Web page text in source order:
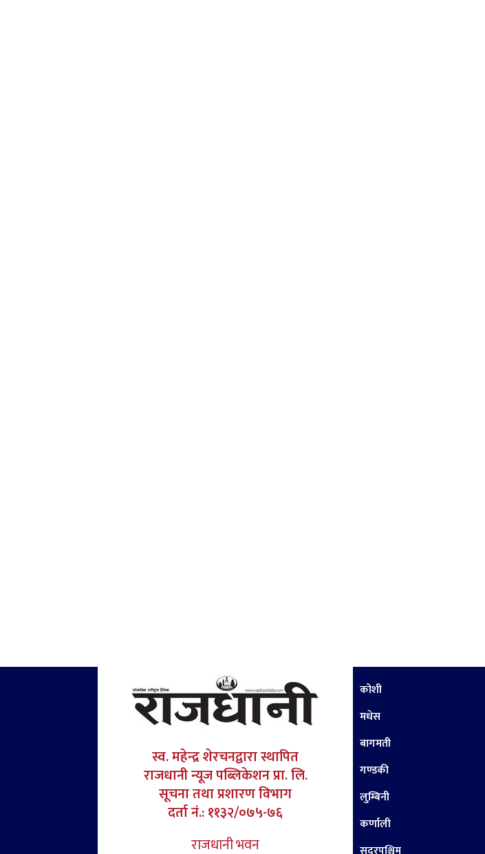
स्व. महेन्द्र शेरचनद्वारा स्थापित
राजधानी न्यूज पब्लिकेशन प्रा. लि.
सूचना तथा प्रशारण विभाग
दर्ता नं.: ११३२/०७५-७६
राजधानी भवन
कोशी
मधेस
बागमती
गण्डकी
लुम्बिनी
कर्णाली